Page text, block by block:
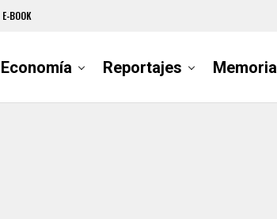
E-BOOK
Economía Reportajes Memoria